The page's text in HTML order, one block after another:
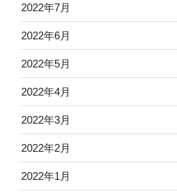
2022年7月
2022年6月
2022年5月
2022年4月
2022年3月
2022年2月
2022年1月